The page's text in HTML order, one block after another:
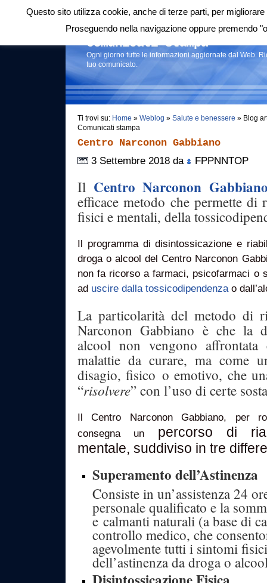
Login|RSS |
Comunicati stampa
Ogni giorno tutte le informazioni aggiornate dal Web.
tuo comunicato.
Ti trovi su: Home » Weblog » Salute e benessere » Blog
Comunicati stampa
Centro Narconon Gabbiano
3 Settembre 2018 da
FPPNNTOP
Il Centro Narconon
efficace metodo che permette
fisici e mentali, della
Il programma di disintossicazione e
droga o alcool del Centro Narconon
non fa ricorso a farmaci, psicofarmaci o
ad uscire dalla tossicodipendenzao
La particolarità del metodo di
Narconon Gabbiano è che la
alcool non vengono affrontata
malattie da curare, ma come
disagio, fisico o emotivo, che
“risolvere” con l’uso di certe
Il Centro Narconon Gabbiano, per
consegna un percorso di
mentale, suddiviso in tre
Superamento dell’Astinenza
Consiste in un’assistenza 24
personale qualificato e la
e calmanti naturali (a base di
controllo medico, che
agevolmente tutti i sintomi
dell’astinenza da droga o
Questo sito utilizza cookie, anche di terze parti, per
Proseguendo nella navigazione oppure premendo